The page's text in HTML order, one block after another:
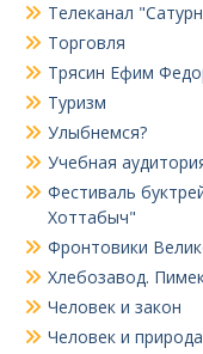
Телеканал
Торговля
Трясин Ефим
Туризм
Улыбнемся?
Учебная
Фестиваль
Хоттабыч"
Фронтовики
Хлебозавод.
Человек и закон
Человек и природа